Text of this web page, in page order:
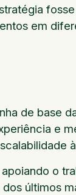
em
de base
e
o
últimos